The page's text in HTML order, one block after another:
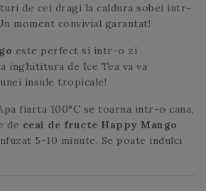
de cei dragi la caldura sobei intr-
moment convivial garantat!
este perfect si intr-o zi
inghititura de Ice Tea va va
insule tropicale!
fiarta 100°C se toarna intr-o cana,
de ceai de fructe Happy Mango
5-10 minute. Se poate indulci